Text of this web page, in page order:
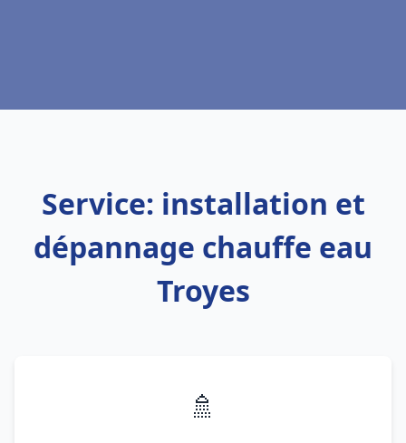
Service: installation et
dépannage chauffe eau
Troyes
🚿